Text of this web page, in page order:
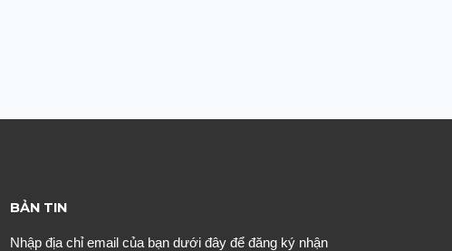
BẢN TIN
Nhập địa chỉ email của bạn dưới đây để đăng ký nhận